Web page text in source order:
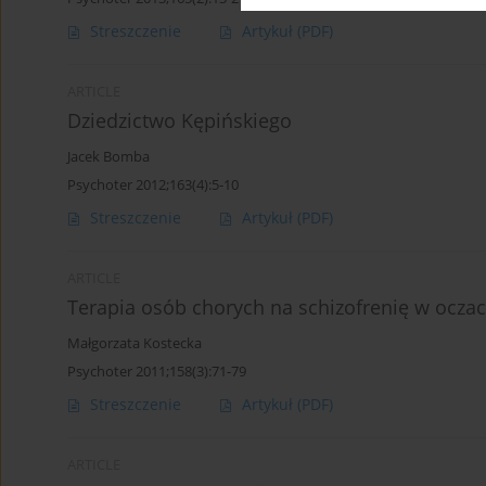
Streszczenie Artykuł (PDF)
Dziedzictwo Kępińskiego
Jacek Bomba
Psychoter 2012;163(4):5-10
Streszczenie Artykuł (PDF)
Terapia osób chorych na schizofrenię w
Małgorzata Kostecka
Psychoter 2011;158(3):71-79
Streszczenie Artykuł (PDF)